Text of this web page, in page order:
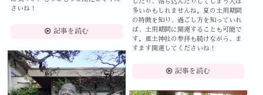
さいね！
記事を読む
したり、落ち込んだりしてしまう人は
多いかもしれませんね。夏の土用期間
の特徴を知り、過ごし方を知っていれ
ば、土用期間に開運することも可能で
す。産土神社の参拝も続けながら、ま
すます開運してくださいね！
記事を読む